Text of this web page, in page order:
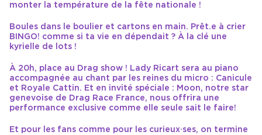
monter la température de la fête nationale !
Boules dans le boulier et cartons en main. Prêt.e à crier
BINGO! comme si ta vie en dépendait ? À la clé une
kyrielle de lots !
À 20h, place au Drag show ! Lady Ricart sera au piano
accompagnée au chant par les reines du micro : Canicule
et Royale Cattin. Et en invité spéciale : Moon, notre star
genevoise de Drag Race France, nous offrira une
performance exclusive comme elle seule sait le faire!
Et pour les fans comme pour les curieux·ses, on termine